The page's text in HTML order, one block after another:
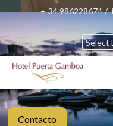
+ 34 986228674 /
Select
Contacto
Contacto
Contacto
Contacto
Contacto
Contacto